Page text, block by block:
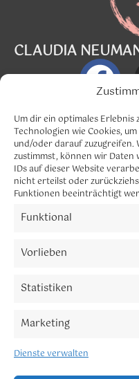
Um dir ein optimales
Technologien wie Cookies,
und/oder darauf zuzugreifen.
zustimmst, können wir Daten
IDs auf dieser Website
nicht erteilst oder
Funktionen beeinträchtigt
Funktional
Vorlieben
Statistiken
Marketing
Dienste verwalten
CLAUDIA
Menü
CLAUDIA